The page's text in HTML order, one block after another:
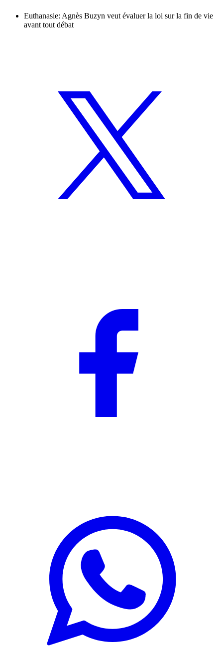
Euthanasie: Agnès Buzyn veut évaluer la loi sur la fin de vie
avant tout débat